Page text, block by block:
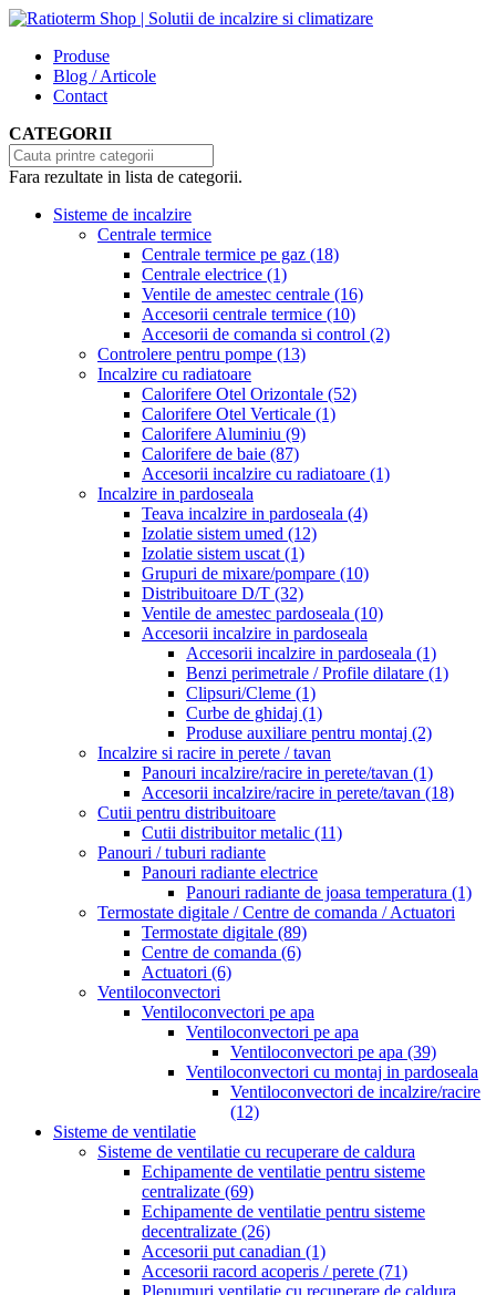
Produse
Blog / Articole
Contact
CATEGORII
Fara rezultate in lista de categorii.
Sisteme de incalzire
Centrale termice
Centrale termice pe gaz (18)
Centrale electrice (1)
Ventile de amestec centrale (16)
Accesorii centrale termice (10)
Accesorii de comanda si control (2)
Controlere pentru pompe (13)
Incalzire cu radiatoare
Calorifere Otel Orizontale (52)
Calorifere Otel Verticale (1)
Calorifere Aluminiu (9)
Calorifere de baie (87)
Accesorii incalzire cu radiatoare (1)
Incalzire in pardoseala
Teava incalzire in pardoseala (4)
Izolatie sistem umed (12)
Izolatie sistem uscat (1)
Grupuri de mixare/pompare (10)
Distribuitoare D/T (32)
Ventile de amestec pardoseala (10)
Accesorii incalzire in pardoseala
Accesorii incalzire in pardoseala (1)
Benzi perimetrale / Profile dilatare (1)
Clipsuri/Cleme (1)
Curbe de ghidaj (1)
Produse auxiliare pentru montaj (2)
Incalzire si racire in perete / tavan
Panouri incalzire/racire in perete/tavan (1)
Accesorii incalzire/racire in perete/tavan (18)
Cutii pentru distribuitoare
Cutii distribuitor metalic (11)
Panouri / tuburi radiante
Panouri radiante electrice
Panouri radiante de joasa temperatura (1)
Termostate digitale / Centre de comanda / Actuatori
Termostate digitale (89)
Centre de comanda (6)
Actuatori (6)
Ventiloconvectori
Ventiloconvectori pe apa
Ventiloconvectori pe apa
Ventiloconvectori pe apa (39)
Ventiloconvectori cu montaj in pardoseala
Ventiloconvectori de incalzire/racire
(12)
Sisteme de ventilatie
Sisteme de ventilatie cu recuperare de caldura
Echipamente de ventilatie pentru sisteme
centralizate (69)
Echipamente de ventilatie pentru sisteme
decentralizate (26)
Accesorii put canadian (1)
Accesorii racord acoperis / perete (71)
Plenumuri ventilatie cu recuperare de caldura